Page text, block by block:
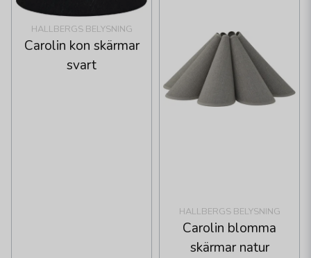
HALLBERGS BELYSNING
Carolin kon skärmar
svart
HALLBERGS BELYSNING
Carolin blomma
skärmar natur